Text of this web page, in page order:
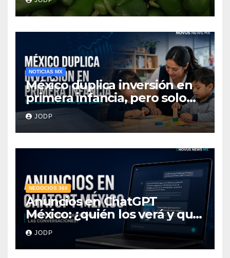
hospitalizados
NOTICIAS MX
México duplica inversión en
primera infancia, pero solo
destina 2.53% del gasto
público
JODP
NEGOCIOS 360
Anuncios en ChatGPT
México: ¿quién los verá y qué
pasará con las
conversaciones?
JODP